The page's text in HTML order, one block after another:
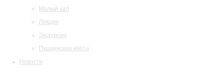
Малый зал
Лекции
Экскурсии
Пушкинская карта
Новости